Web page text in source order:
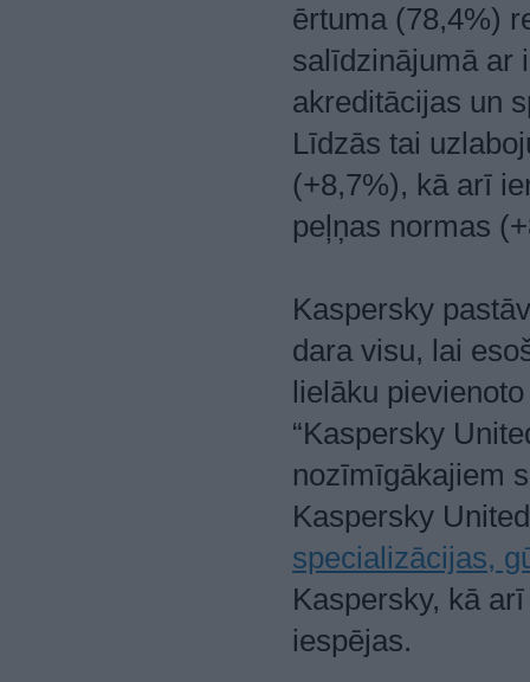
ērtuma (78,4%)
salīdzinājumā ar
akreditācijas un
Līdzās tai
(+8,7%), kā arī
peļņas normas
Kaspersky
dara visu, lai
lielāku
“Kaspersky
nozīmīgākajiem
Kaspersky
specializācijas,
Kaspersky, kā
iespējas.